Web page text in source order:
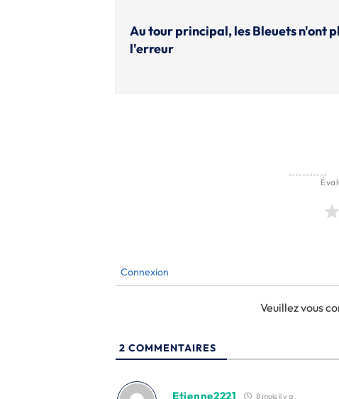
Au tour principal, les Bleuets n'ont
l'erreur
Connexion
Veuillez vous
2 COMMENTAIRES
Etienne2221 8 mois il y a